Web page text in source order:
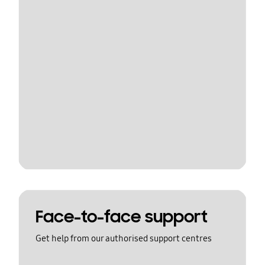
Face-to-face support
Get help from our authorised support centres